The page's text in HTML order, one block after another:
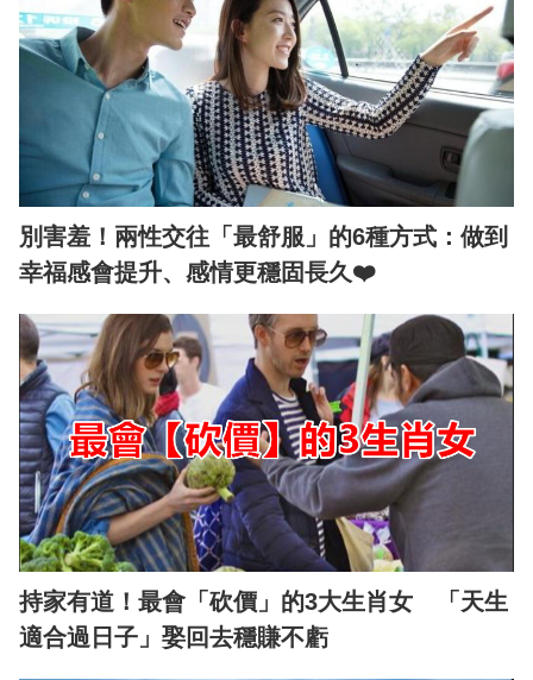
別害羞！兩性交往「最舒服」的6種方式：做到
幸福感會提升、感情更穩固長久❤️
持家有道！最會「砍價」的3大生肖女 「天生
適合過日子」娶回去穩賺不虧